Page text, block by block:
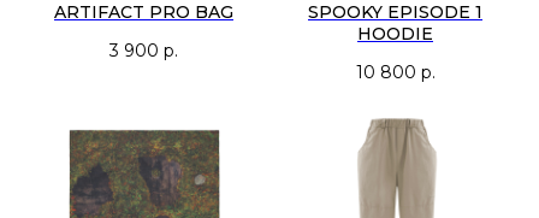
ARTIFACT PRO BAG
3 900 р.
SPOOKY EPISODE 1
HOODIE
10 800 р.